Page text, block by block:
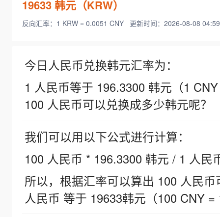
19633韩元（KRW）
反向汇率：1 KRW = 0.0051 CNY 更新时间：2026-08-08
今日人民币兑换韩元汇率为：
1 人民币等于 196.3300 韩元（1
100 人民币可以兑换成多少韩元呢？
我们可以用以下公式进行计算：
100 人民币 * 196.3300 韩元 / 1 人民
所以，根据汇率可以算出 100 人民
人民币 等于 19633韩元（100 CNY =